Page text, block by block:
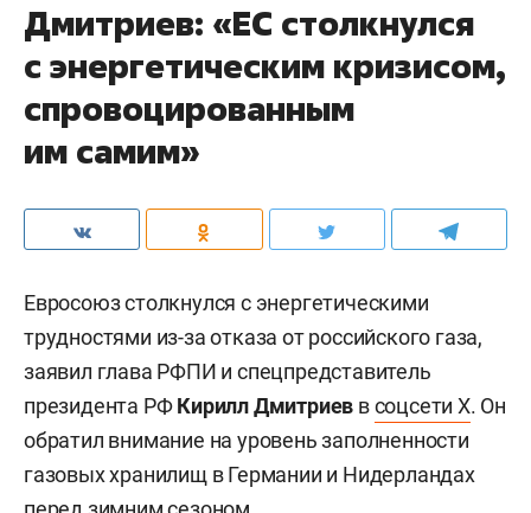
Дмитриев: «ЕС столкнулся
с энергетическим кризисом,
спровоцированным
им самим»
Евросоюз столкнулся с энергетическими
трудностями из-за отказа от российского газа,
заявил глава РФПИ и спецпредставитель
президента РФКирилл Дмитриев всоцсети X. Он
обратил внимание на уровень заполненности
газовых хранилищ в Германии и Нидерландах